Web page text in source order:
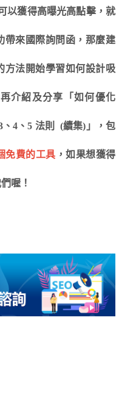
以獲得高曝光高點擊，就
帶來國際詢問函，那麼建
方法開始學習如何設計吸
介紹及分享「如何優化
、4、5 法則 (續集)」，包
免費的工具 ，如果想獲得
喔！